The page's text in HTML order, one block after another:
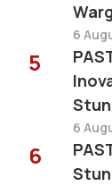
6
5
6
6